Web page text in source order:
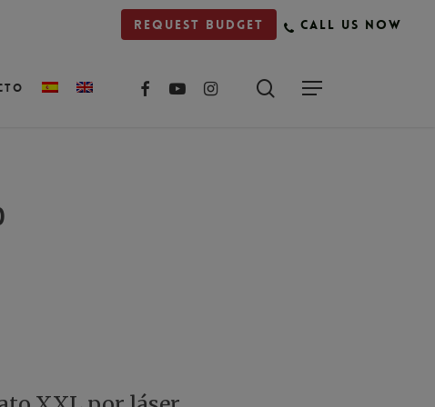
Request budget Call us now
facebookyoutubeinstagram